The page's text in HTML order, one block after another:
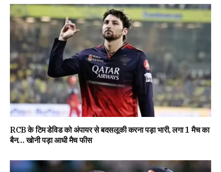
RCB के टिम डेविड को अंपायर से बदसलूकी करना पड़ा भारी, लगा 1 मैच का
बैन… खोनी पड़ा आधी मैच फीस